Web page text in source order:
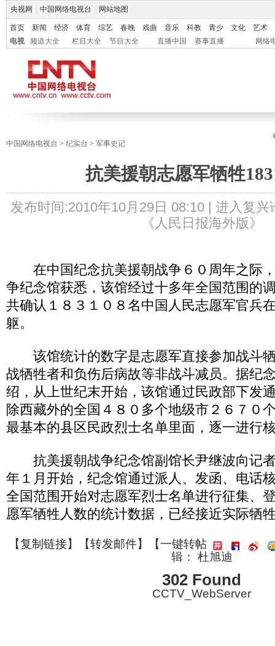
央视网 中国网络电视台 网站地图
首页 新闻 经济 体育 综艺 春晚 戏曲 音乐 科教 青少 文化
艺术
电视
频道大全 栏目大全 节目大全 直播中国 赛事直播 网络
中国网络电视台 > 纪实台 > 军事史记
抗美援朝志愿军牺牲
发布时间:2010年10月29日 08:10 | 进入复兴
《人民日报海外版》
在中国纪念抗美援朝战争６０周年之际
争纪念馆获悉，该馆经过十多年全国范围的
共确认１８３１０８名中国人民志愿军官兵
躯。
该馆统计的数字是志愿军直接参加战斗
战牺牲者和负伤后病故等非战斗减员。据纪
绍，从上世纪末开始，该馆通过民政部下发
除西藏外的全国４８０多个地级市２６７０
最基本的县区民政烈士名单里面，逐一进行
抗美援朝战争纪念馆副馆长尹继波向记
年１月开始，纪念馆通过派人、发函、电话
全国范围开始对志愿军烈士名单进行征集、
愿军牺牲人数的统计数据，已经接近实际牺
【复制链接】【转发邮件】
【一键转帖
辑： 杜旭迪
302 Found
CCTV_WebServer